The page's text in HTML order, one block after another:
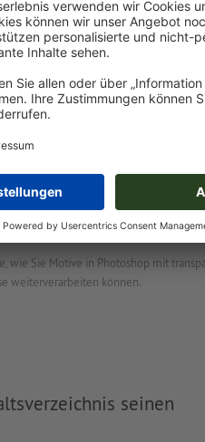
ihre Anwendung
ist ein elementarer Bestandteil
Tutorial zeigen wir drei Beispiele.
transparent machen
wie Sie Motive in Photoshop mit
weiterverarbeiten können.
seinen